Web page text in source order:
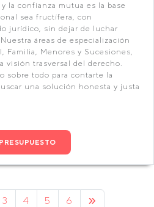
la confianza mutua es la base
sea fructífera, con
jurídico, sin dejar de luchar
áreas de especialización
Familia, Menores y Sucesiones,
visión trasversal del derecho.
sobre todo para contarte la
una solución honesta y justa
3 4 5 6